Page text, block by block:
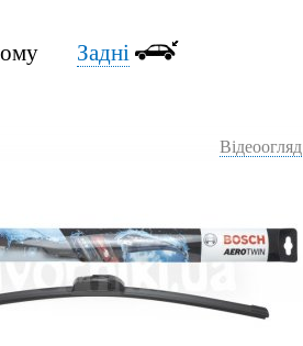
Задні
Відеоогляд